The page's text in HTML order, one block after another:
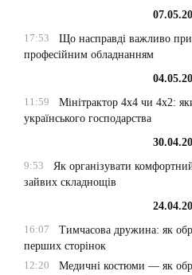
17:53
Що насправді важливо
професійним обладнанням
11:59
Мінітрактор 4х4 чи 4х2:
українського господарства
9:53
Як організувати
зайвих складнощів
16:07
Тимчасова дружина: як
перших сторінок
12:20
Медичні костюми — як